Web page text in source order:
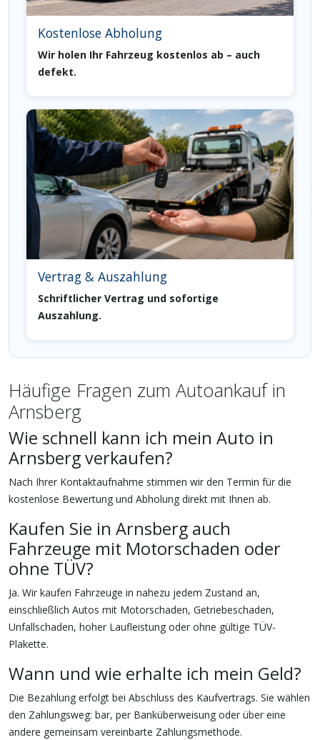
Kostenlose Abholung
Wir holen Ihr Fahrzeug kostenlos ab – auch
defekt.
Vertrag & Auszahlung
Schriftlicher Vertrag und sofortige
Auszahlung.
Häufige Fragen zum Autoankauf in
Arnsberg
Wie schnell kann ich mein Auto in
Arnsberg verkaufen?
Nach Ihrer Kontaktaufnahme stimmen wir den Termin für die
kostenlose Bewertung und Abholung direkt mit Ihnen ab.
Kaufen Sie in Arnsberg auch
Fahrzeuge mit Motorschaden oder
ohne TÜV?
Ja. Wir kaufen Fahrzeuge in nahezu jedem Zustand an,
einschließlich Autos mit Motorschaden, Getriebeschaden,
Unfallschaden, hoher Laufleistung oder ohne gültige TÜV-
Plakette.
Wann und wie erhalte ich mein Geld?
Die Bezahlung erfolgt bei Abschluss des Kaufvertrags. Sie wählen
den Zahlungsweg: bar, per Banküberweisung oder über eine
andere gemeinsam vereinbarte Zahlungsmethode.